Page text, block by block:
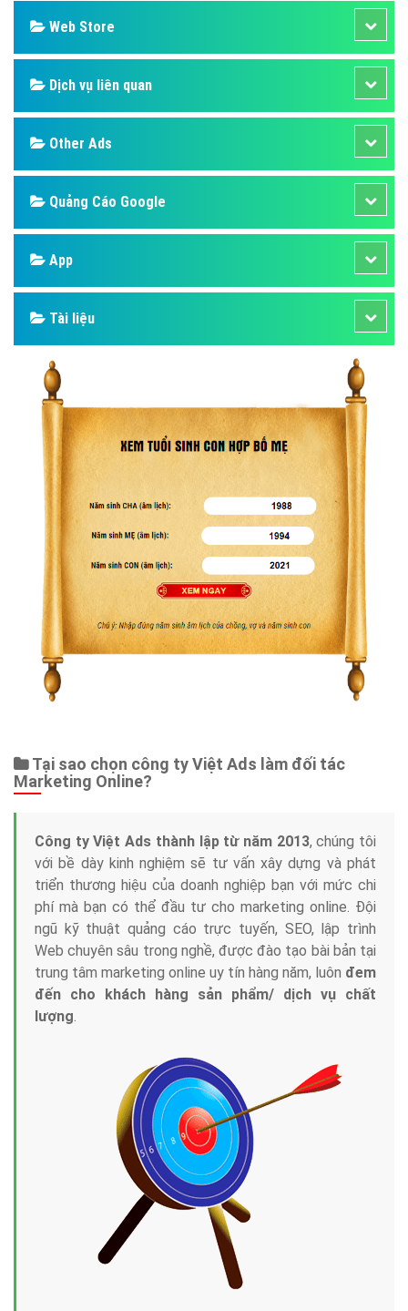
Web Store
Dịch vụ liên quan
Other Ads
Quảng Cáo Google
App
Tài liệu
Tại sao chọn công ty Việt Ads làm đối tác
Marketing Online?
Công ty Việt Ads thành lập từ năm 2013, chúng tôi
với bề dày kinh nghiệm sẽ tư vấn xây dựng và phát
triển thương hiệu của doanh nghiệp bạn với mức chi
phí mà bạn có thể đầu tư cho marketing online. Đội
ngũ kỹ thuật quảng cáo trực tuyến, SEO, lập trình
Web chuyên sâu trong nghề, được đào tạo bài bản tại
trung tâm marketing online uy tín hàng năm, luôn đem
đến cho khách hàng sản phẩm/ dịch vụ chất
lượng.